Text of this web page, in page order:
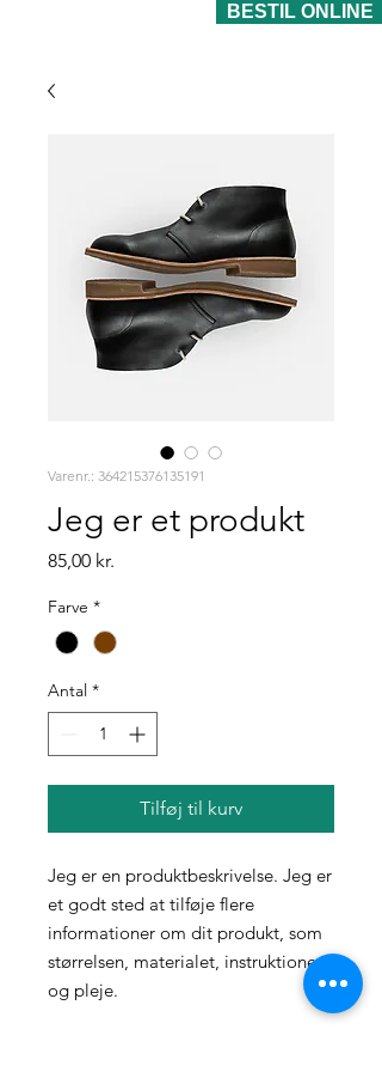
BESTIL ONLINE
Varenr.: 364215376135191
Jeg er et produkt
85,00 kr.
Farve *
Antal *
Tilføj til kurv
Jeg er en produktbeskrivelse. Jeg er
et godt sted at tilføje flere
informationer om dit produkt, som
størrelsen, materialet, instruktioner
og pleje.